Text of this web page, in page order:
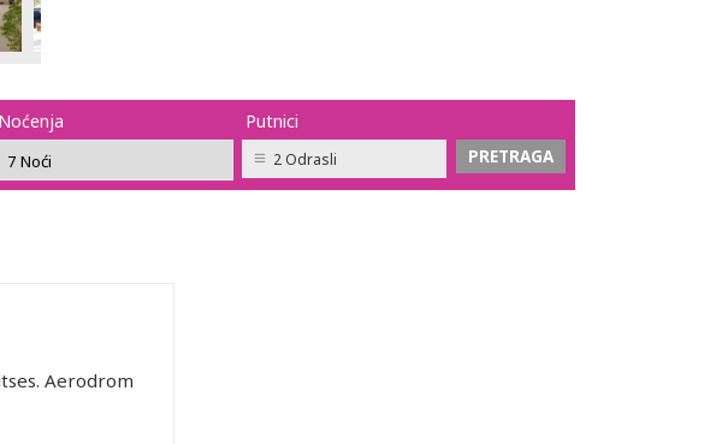
Noćenja Putnici
2 Odrasli
Aerodrom